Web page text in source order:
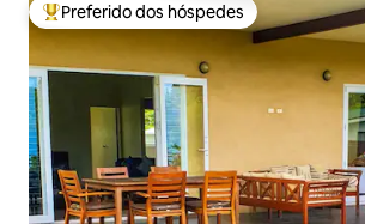
Entre os melhores preferidos dos
Preferido dos hóspedes